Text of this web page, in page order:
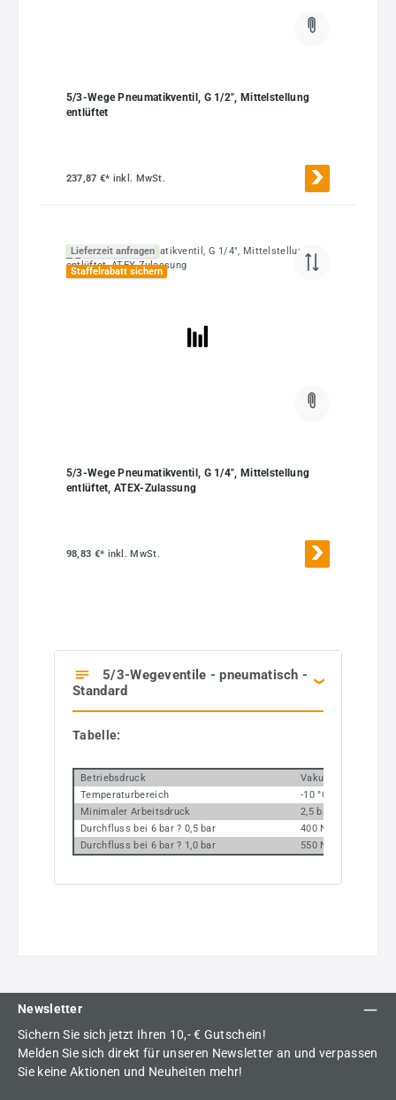
5/3-Wege Pneumatikventil, G 1/2", Mittelstellung
entlüftet
237,87 €* inkl. MwSt.
Lieferzeit anfragen
Staffelrabatt sichern
5/3-Wege Pneumatikventil, G 1/4", Mittelstellung
entlüftet, ATEX-Zulassung
98,83 €* inkl. MwSt.
5/3-Wegeventile - pneumatisch -
Standard
Tabelle:
Betriebsdruck
Vakuum bis 10 bar
Temperaturbereich
-10 °C bis +60 °C
Minimaler Arbeitsdruck
2,5 bar
Durchfluss bei 6 bar ? 0,5 bar
400 Nl/min (G 1/8),
Durchfluss bei 6 bar ? 1,0 bar
550 Nl/min (G 1/8),
Newsletter
Sichern Sie sich jetzt Ihren 10,- € Gutschein!
Melden Sie sich direkt für unseren Newsletter an und verpassen
Sie keine Aktionen und Neuheiten mehr!